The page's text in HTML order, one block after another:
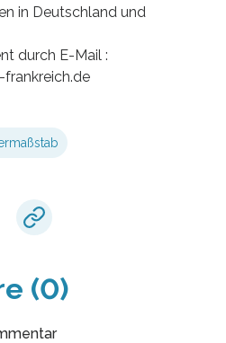
in Deutschland und
durch E-Mail :
(0)